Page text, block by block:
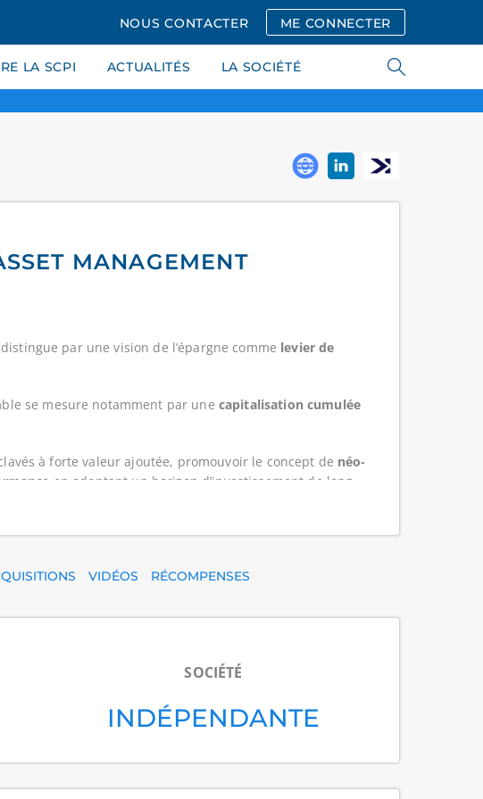
NOUS CONTACTER ME CONNECTER
LA SCPI ACTUALITÉS LA SOCIÉTÉ
MANAGEMENT
par une vision de l’épargne comme levier de
se mesure notamment par une capitalisation cumulée
à forte valeur ajoutée, promouvoir le concept de néo-
en adoptant un horizon d’investissement de long
(déclarés dans les bulletins) au 31/03/2026. À la même
préjuger à eux seuls du niveau de risque.
d’épargne immobilière responsable. L’entreprise
avec la politique d’investissement
(usage, entretien, efficience énergétique, adaptation
VIDÉOS RÉCOMPENSES
SOCIÉTÉ
INDÉPENDANTE